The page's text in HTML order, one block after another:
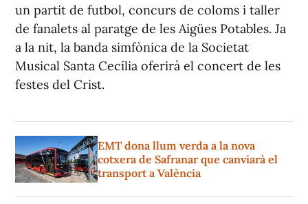
un partit de futbol, concurs de coloms i taller
de fanalets al paratge de les Aigües Potables. Ja
a la nit, la banda simfònica de la Societat
Musical Santa Cecília oferirà el concert de les
festes del Crist.
EMT dona llum verda a la nova
cotxera de Safranar que canviarà el
transport a València